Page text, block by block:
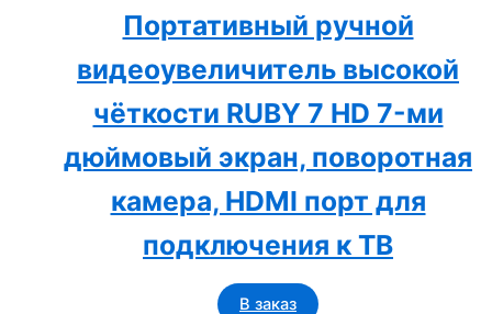
Портативный ручной
видеоувеличитель высокой
чёткости RUBY 7 HD 7-ми
дюймовый экран, поворотная
камера, HDMI порт для
подключения к ТВ
В заказ